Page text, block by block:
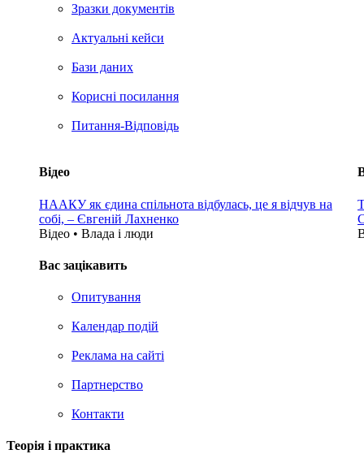
Зразки документів
Актуальні кейси
Бази даних
Корисні посилання
Питання-Відповідь
Відео
НААКУ як єдина спільнота відбулась, це я відчув на
собі, – Євгеній Лахненко
Відео • Влада i люди
Вас зацікавить
Опитування
Календар подій
Реклама на сайтi
Партнерство
Контакти
Теорія i практика